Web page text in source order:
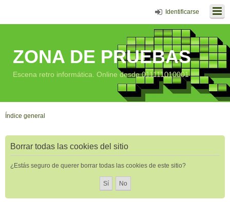
Identificarse
ZONA DE PRUEBAS
Escena retro informática. Online desde 011111010001
Índice general
Borrar todas las cookies del sitio
¿Estás seguro de querer borrar todas las cookies de este sitio?